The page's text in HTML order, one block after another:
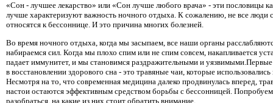
«Сон - лучшее лекарство» или «Сон лучше любого врача» - эти пословицы
лучше характеризуют важность ночного отдыха. К сожалению, не все люди
относятся к бессоннице. И это причина многих болезней.
Во время ночного отдыха, когда мы засыпаем, все наши органы
набираемся сил. Когда мы плохо спим или не спим совсем, накапливается
падает иммунитет, и мы становимся раздражительными и
в восстановлении здорового сна - это травяные чаи, которые использовались
Несмотря на то, что современная медицина далеко продвинулась вперед,
настои остаются эффективным средством борьбы с бессонницей. Попробуем
разобраться, на какие из них стоит обратить внимание.